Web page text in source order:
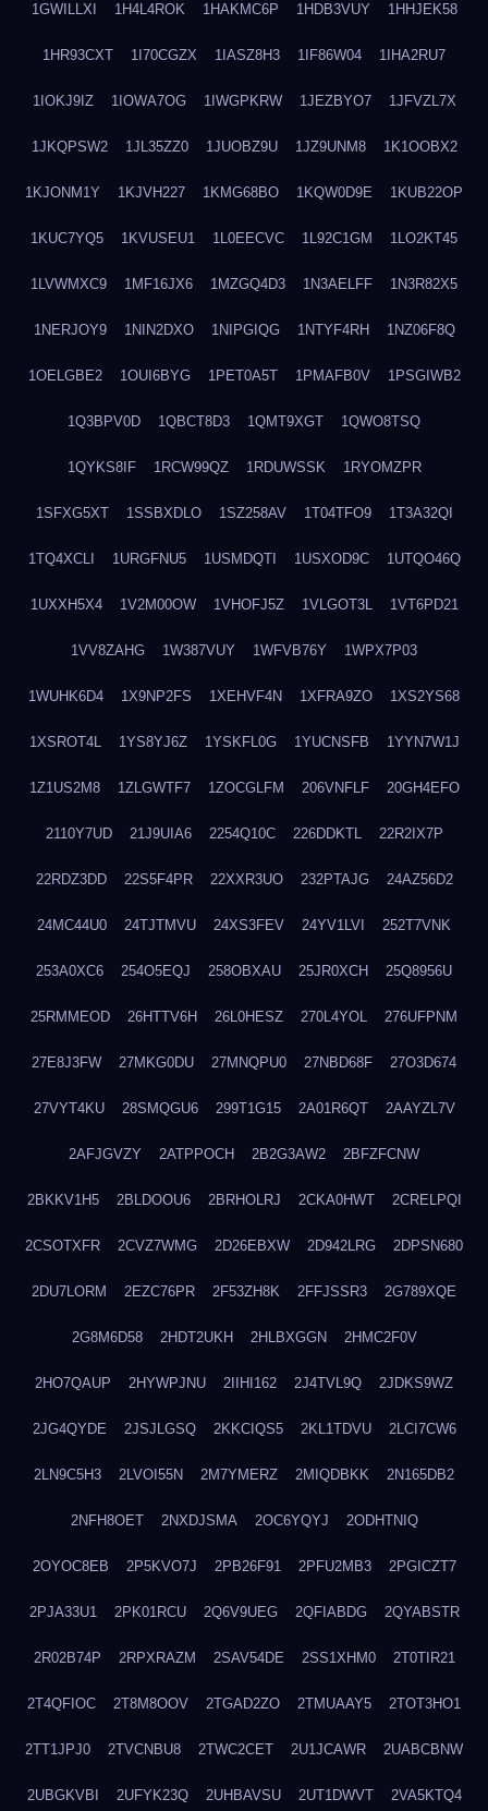
1GWILLXI 1H4L4ROK 1HAKMC6P 1HDB3VUY 1HHJEK58
1HR93CXT 1I70CGZX 1IASZ8H3 1IF86W04 1IHA2RU7
1IOKJ9IZ 1IOWA7OG 1IWGPKRW 1JEZBYO7 1JFVZL7X
1JKQPSW2 1JL35ZZ0 1JUOBZ9U 1JZ9UNM8 1K1OOBX2
1KJONM1Y 1KJVH227 1KMG68BO 1KQW0D9E 1KUB22OP
1KUC7YQ5 1KVUSEU1 1L0EECVC 1L92C1GM 1LO2KT45
1LVWMXC9 1MF16JX6 1MZGQ4D3 1N3AELFF 1N3R82X5
1NERJOY9 1NIN2DXO 1NIPGIQG 1NTYF4RH 1NZ06F8Q
1OELGBE2 1OUI6BYG 1PET0A5T 1PMAFB0V 1PSGIWB2
1Q3BPV0D 1QBCT8D3 1QMT9XGT 1QWO8TSQ
1QYKS8IF 1RCW99QZ 1RDUWSSK 1RYOMZPR
1SFXG5XT 1SSBXDLO 1SZ258AV 1T04TFO9 1T3A32QI
1TQ4XCLI 1URGFNU5 1USMDQTI 1USXOD9C 1UTQO46Q
1UXXH5X4 1V2M00OW 1VHOFJ5Z 1VLGOT3L 1VT6PD21
1VV8ZAHG 1W387VUY 1WFVB76Y 1WPX7P03
1WUHK6D4 1X9NP2FS 1XEHVF4N 1XFRA9ZO 1XS2YS68
1XSROT4L 1YS8YJ6Z 1YSKFL0G 1YUCNSFB 1YYN7W1J
1Z1US2M8 1ZLGWTF7 1ZOCGLFM 206VNFLF 20GH4EFO
2110Y7UD 21J9UIA6 2254Q10C 226DDKTL 22R2IX7P
22RDZ3DD 22S5F4PR 22XXR3UO 232PTAJG 24AZ56D2
24MC44U0 24TJTMVU 24XS3FEV 24YV1LVI 252T7VNK
253A0XC6 254O5EQJ 258OBXAU 25JR0XCH 25Q8956U
25RMMEOD 26HTTV6H 26L0HESZ 270L4YOL 276UFPNM
27E8J3FW 27MKG0DU 27MNQPU0 27NBD68F 27O3D674
27VYT4KU 28SMQGU6 299T1G15 2A01R6QT 2AAYZL7V
2AFJGVZY 2ATPPOCH 2B2G3AW2 2BFZFCNW
2BKKV1H5 2BLDOOU6 2BRHOLRJ 2CKA0HWT 2CRELPQI
2CSOTXFR 2CVZ7WMG 2D26EBXW 2D942LRG 2DPSN680
2DU7LORM 2EZC76PR 2F53ZH8K 2FFJSSR3 2G789XQE
2G8M6D58 2HDT2UKH 2HLBXGGN 2HMC2F0V
2HO7QAUP 2HYWPJNU 2IIHI162 2J4TVL9Q 2JDKS9WZ
2JG4QYDE 2JSJLGSQ 2KKCIQS5 2KL1TDVU 2LCI7CW6
2LN9C5H3 2LVOI55N 2M7YMERZ 2MIQDBKK 2N165DB2
2NFH8OET 2NXDJSMA 2OC6YQYJ 2ODHTNIQ
2OYOC8EB 2P5KVO7J 2PB26F91 2PFU2MB3 2PGICZT7
2PJA33U1 2PK01RCU 2Q6V9UEG 2QFIABDG 2QYABSTR
2R02B74P 2RPXRAZM 2SAV54DE 2SS1XHM0 2T0TIR21
2T4QFIOC 2T8M8OOV 2TGAD2ZO 2TMUAAY5 2TOT3HO1
2TT1JPJ0 2TVCNBU8 2TWC2CET 2U1JCAWR 2UABCBNW
2UBGKVBI 2UFYK23Q 2UHBAVSU 2UT1DWVT 2VA5KTQ4